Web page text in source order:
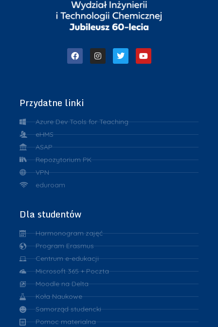
Przydatne linki
Azure Dev Tools for Teaching
eHMS
ASAP
Repozytorium PK
VPN
eduroam
Dla studentów
Harmonogram zajęć
Program Erasmus
Centrum e-edukacji
Microsoft 365 + Poczta
Moodle na Delta
Koła Naukowe
Samorząd studencki
Pomoc materialna